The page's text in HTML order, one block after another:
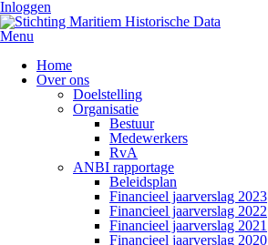
Inloggen
Menu
Home
Over ons
Doelstelling
Organisatie
Bestuur
Medewerkers
RvA
ANBI rapportage
Beleidsplan
Financieel jaarverslag 2023
Financieel jaarverslag 2022
Financieel jaarverslag 2021
Financieel jaarverslag 2020